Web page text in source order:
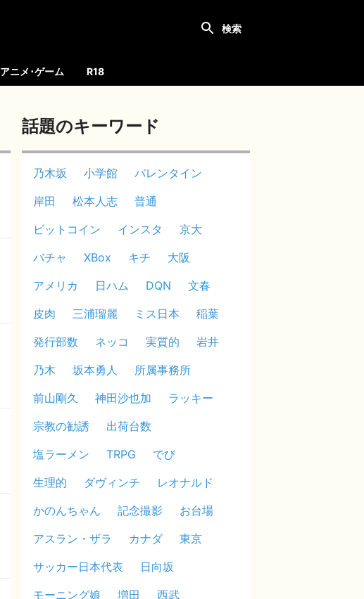
アニメ･ゲーム R18
話題のキーワード
乃木坂 小学館
バレンタイン
岸田
松本人志
普通
ビットコイン
インスタ
京大
バチャ
XBox キチ
大阪
アメリカ
日ハム DQN
文春
皮肉
三浦瑠麗 ミス日本
稲葉
発行部数
ネッコ 実質的
岩井
乃木
坂本勇人
所属事務所
前山剛久
神田沙也加
ラッキー
宗教の勧誘
出荷台数
塩ラーメン
TRPG
でび
生理的
ダヴィンチ
レオナルド
かのんちゃん
記念撮影
お台場
アスラン・ザラ
カナダ
東京
サッカー日本代表
日向坂
モーニング娘
増田 西武